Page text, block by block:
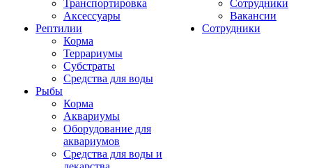
Транспортировка
Аксессуары
Рептилии
Корма
Террариумы
Субстраты
Средства для воды
Рыбы
Корма
Аквариумы
Оборудование для
аквариумов
Средства для воды и
Сотрудники
Вакансии
Сотрудники